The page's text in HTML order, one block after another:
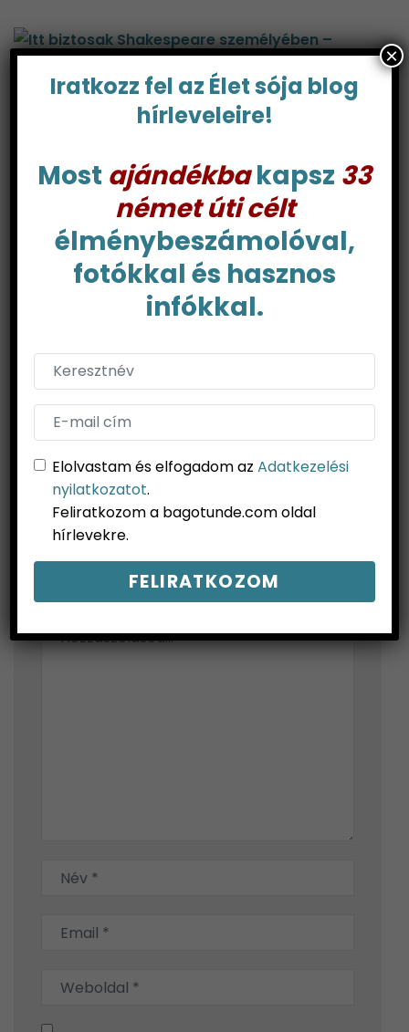
Itt biztosak Shakespeare személyében –
Stratford-upon-Avon
Élmények, amelyektől Isztambul a
nélkülözhetetlen hagyma lett – 2. rész
Tanulj tinó, Ox(ford) lesz belőled
HOZZÁSZÓLÁS ÍRÁSA...
Az email címed nem jelenik meg.*
Iratkozz fel az Élet sója blog
hírleveleire!
Most ajándékbakapsz 33
német úti célt
élménybeszámolóval,
fotókkal és hasznos
infókkal.
Elolvastam és elfogadom azAdatkezelési
nyilatkozatot.
Feliratkozom a bagotunde.com oldal
hírlevekre.
×